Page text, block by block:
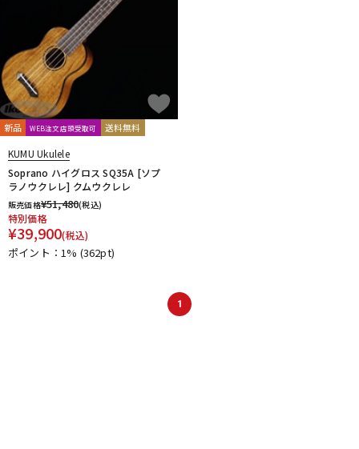
キーボード
アンプ
新品 WEB注文店頭受取可 送料無料
KUMU Ukulele
Soprano ハイグロス SQ35A [ソプ
ラノウクレレ] クムウクレレ
販売価格¥51,480(税込)
特別価格
¥39,900(税込)
ポイント：1% (362pt)
1